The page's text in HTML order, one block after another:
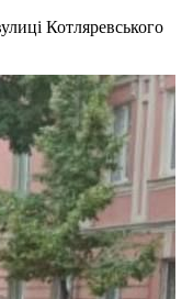
Котляревського